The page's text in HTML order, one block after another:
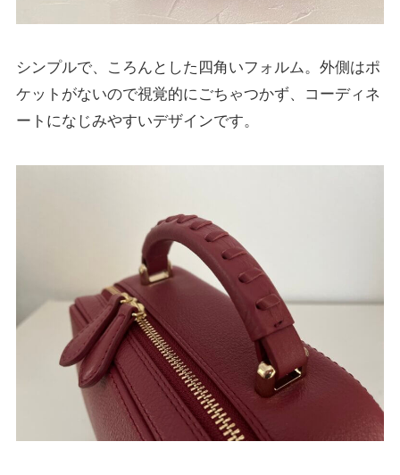
シンプルで、ころんとした四角いフォルム。外側はポ
ケットがないので視覚的にごちゃつかず、コーディネ
ートになじみやすいデザインです。